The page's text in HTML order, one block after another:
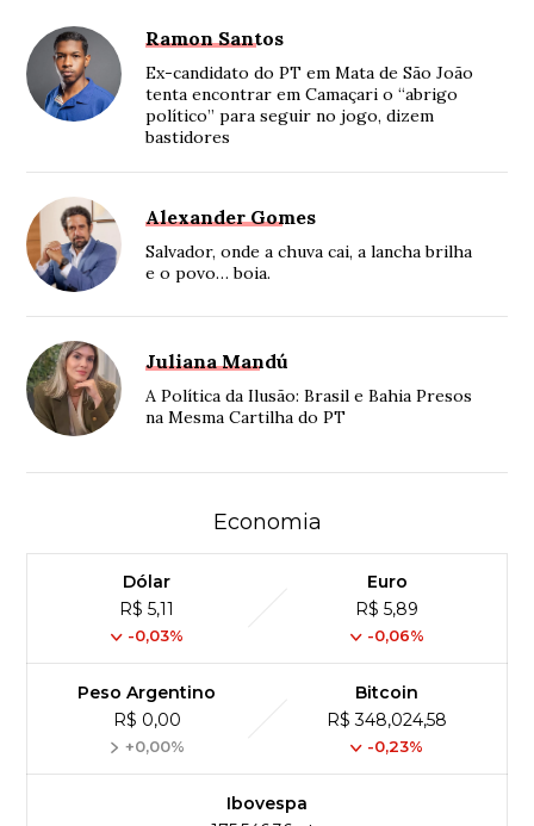
Ramon Santos
Ex-candidato do PT em Mata de São João
tenta encontrar em Camaçari o “abrigo
político” para seguir no jogo, dizem
bastidores
Alexander Gomes
Salvador, onde a chuva cai, a lancha brilha
e o povo… boia.
Juliana Mandú
A Política da Ilusão: Brasil e Bahia Presos
na Mesma Cartilha do PT
Economia
Dólar
R$ 5,11
-0,03%
Euro
R$ 5,89
-0,06%
Peso Argentino
R$ 0,00
+0,00%
Bitcoin
R$ 348,024,58
-0,23%
Ibovespa